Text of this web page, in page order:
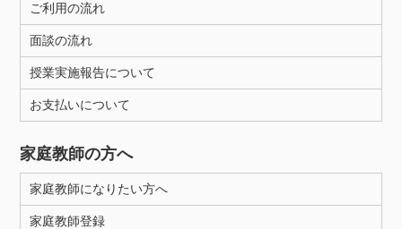
ご利用の流れ
面談の流れ
授業実施報告について
お支払いについて
家庭教師の方へ
家庭教師になりたい方へ
家庭教師登録